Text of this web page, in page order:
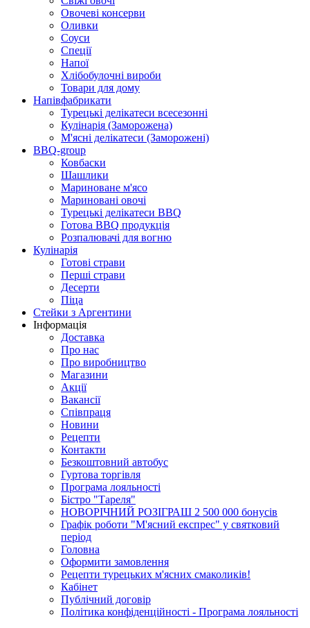
Овочеві консерви
Оливки
Соуси
Спеції
Напої
Хлібобулочні вироби
Товари для дому
Напівфабрикати
Турецькі делікатеси всесезонні
Кулінарія (Заморожена)
М'ясні делікатеси (Заморожені)
BBQ-group
Ковбаски
Шашлики
Мариноване м'ясо
Мариновані овочі
Турецькі делікатеси BBQ
Готова BBQ продукція
Розпалювачі для вогню
Кулінарія
Готові страви
Перші страви
Десерти
Піца
Стейки з Аргентини
Інформація
Доставка
Про нас
Про виробництво
Магазини
Акції
Вакансії
Співпраця
Новини
Рецепти
Контакти
Безкоштовний автобус
Гуртова торгівля
Програма лояльності
Бістро "Тареля"
НОВОРІЧНИЙ РОЗІГРАШ 2 500 000 бонусів
Графік роботи "М'ясний експрес" у святковий
період
Головна
Оформити замовлення
Рецепти турецьких м'ясних смаколиків!
Кабінет
Публічний договір
Політика конфіденційності - Програма лояльності